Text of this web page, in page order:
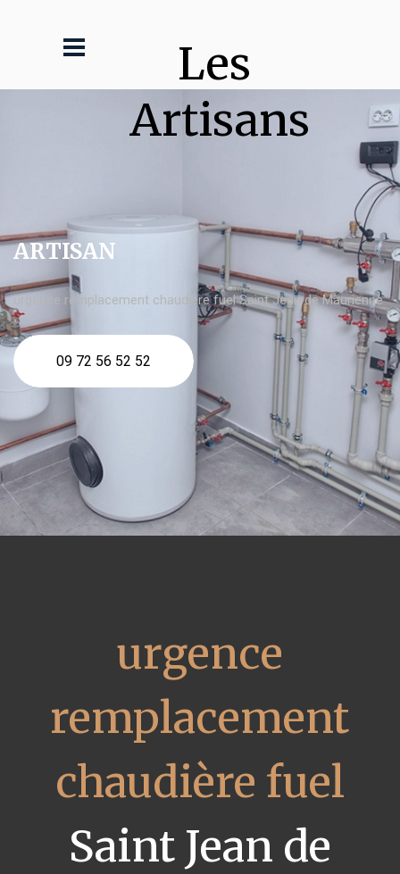
Les
Artisans
ARTISAN
urgence remplacement chaudière fuel Saint Jean de Maurienne
09 72 56 52 52
urgence
remplacement
chaudière fuel
Saint Jean de